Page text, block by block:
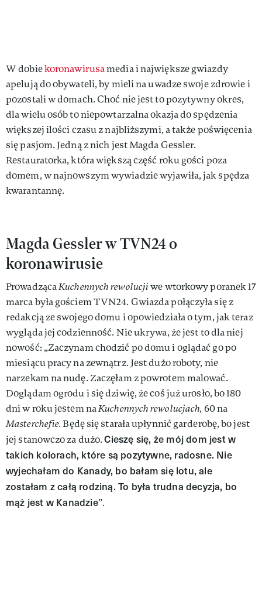
W dobiekoronawirusamedia i największe gwiazdy
apelują do obywateli, by mieli na uwadze swoje zdrowie i
pozostali w domach. Choć nie jest to pozytywny okres,
dla wielu osób to niepowtarzalna okazja do spędzenia
większej ilości czasu z najbliższymi, a także poświęcenia
się pasjom. Jedną z nich jest Magda Gessler.
Restauratorka, która większą część roku gości poza
domem, w najnowszym wywiadzie wyjawiła, jak spędza
kwarantannę.
Magda Gessler w TVN24 o
koronawirusie
ProwadzącaKuchennych rewolucjiwe wtorkowy poranek 17
marca była gościem TVN24. Gwiazda połączyła się z
redakcją ze swojego domu i opowiedziała o tym, jak teraz
wygląda jej codzienność. Nie ukrywa, że jest to dla niej
nowość: „Zaczynam chodzić po domu i oglądać go po
miesiącu pracy na zewnątrz. Jest dużo roboty, nie
narzekam na nudę. Zaczęłam z powrotem malować.
Doglądam ogrodu i się dziwię, że coś już urosło, bo 180
dni w roku jestem naKuchennych rewolucjach, 60 na
Masterchefie.Będę się starała upłynnić garderobę, bo jest
jej stanowczo za dużo.Cieszę się, że mój dom jest w
takich kolorach, które są pozytywne, radosne. Nie
wyjechałam do Kanady, bo bałam się lotu, ale
zostałam z całą rodziną. To była trudna decyzja, bo
mąż jest w Kanadzie”.